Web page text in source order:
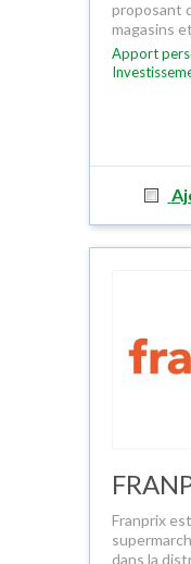
proposant
magasins
Apport
Franprix
dans la